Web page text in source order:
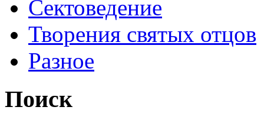
Сектоведение
Творения святых отцов
Разное
Поиск